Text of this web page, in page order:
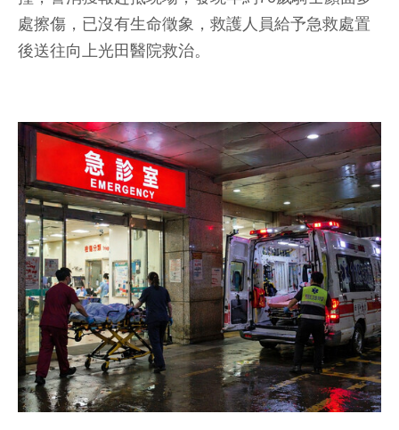
處擦傷，已沒有生命徵象，救護人員給予急救處置
後送往向上光田醫院救治。